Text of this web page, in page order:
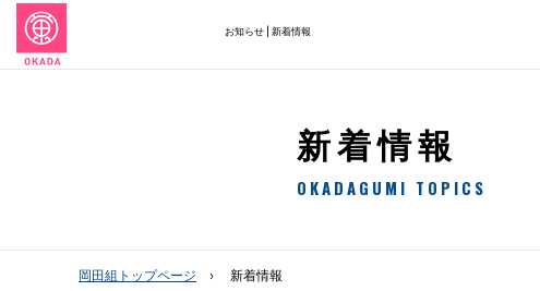
お知らせ | 新着情報
新着情報
OKADAGUMI TOPICS
岡田組トップページ 新着情報